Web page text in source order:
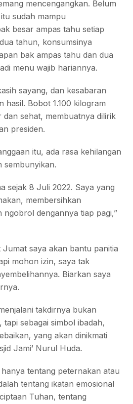
mencengangkan. Belum
sudah mampu
besar ampas tahu setiap
tahun, konsumsinya
bak ampas tahu dan dua
menu wajib hariannya.
sayang, dan kesabaran
hasil. Bobot 1.100 kilogram
sehat, membuatnya dilirik
presiden.
itu, ada rasa kehilangan
sembunyikan.
sejak 8 Juli 2022. Saya yang
membersihkan
ngobrol dengannya tiap pagi,”
Jumat saya akan bantu panitia
mohon izin, saya tak
Biarkan saya
takdirnya bukan
tapi sebagai simbol ibadah,
yang akan dinikmati
Jami’ Nurul Huda.
tentang peternakan atau
tentang ikatan emosional
Tuhan, tentang